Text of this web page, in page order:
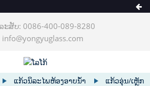
ະສັບ: 0086-400-089-8280
info@yongyuglass.com
ແກ້ວນິລະໄພຫ້ອງອາບນ້ໍາ
ແກ້ວອຸ່ນ/ເຫຼັກ